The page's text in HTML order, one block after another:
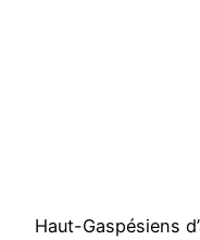
Haut-Gaspésiens